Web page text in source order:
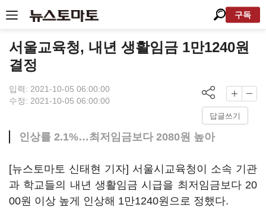
구독
서울교육청, 내년 생활임금 1만1240원
결정
입력: 2021-10-05 06:00:00
수정: 2021-10-05 06:00:00
답글쓰기
인상률 2.1%…최저임금보다 2080원 높아
[뉴스토마토 신태현 기자] 서울시교육청이 소속 기관
과 학교들의 내년 생활임금 시급을 최저임금보다 20
00원 이상 높게 인상해 1만1240원으로 정했다.